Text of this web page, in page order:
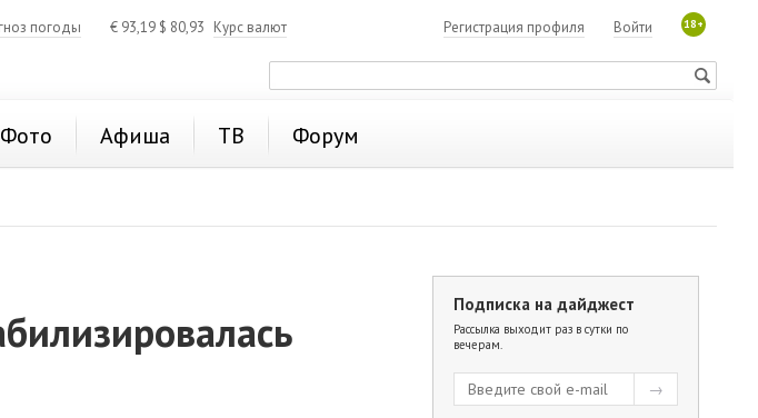
погоды € 93,19 $ 80,93 Курс валют 18+
Войти
Регистрация профиля
Фото Афиша ТВ Форум
Подписка на дайджест
Рассылка выходит раз в сутки по
вечерам.